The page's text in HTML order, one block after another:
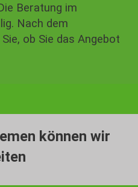
Beratung im
Nach dem
ob Sie das Angebot
können wir